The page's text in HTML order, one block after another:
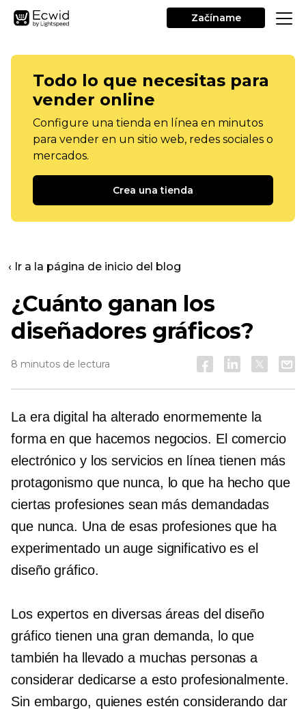
Začíname
Todo lo que necesitas para
vender online
Configure una tienda en línea en minutos
para vender en un sitio web, redes sociales o
mercados.
Crea una tienda
‹ Ir a la página de inicio del blog
¿Cuánto ganan los
diseñadores gráficos?
8 minutos de lectura
La era digital ha alterado enormemente la
forma en que hacemos negocios. El comercio
electrónico y los servicios en línea tienen más
protagonismo que nunca, lo que ha hecho que
ciertas profesiones sean más demandadas
que nunca. Una de esas profesiones que ha
experimentado un auge significativo es el
diseño gráfico.
Los expertos en diversas áreas del diseño
gráfico tienen una gran demanda, lo que
también ha llevado a muchas personas a
considerar dedicarse a esto profesionalmente.
Sin embargo, quienes estén considerando dar